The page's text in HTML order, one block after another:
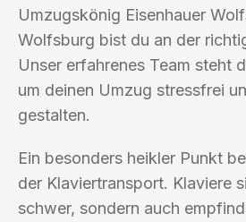
Umzugskönig Eisenhauer
Wolfsburg bist du an der
Unser erfahrenes Team steht
um deinen Umzug stressfrei
gestalten.
Ein besonders heikler Punkt
der Klaviertransport. Klaviere
schwer, sondern auch